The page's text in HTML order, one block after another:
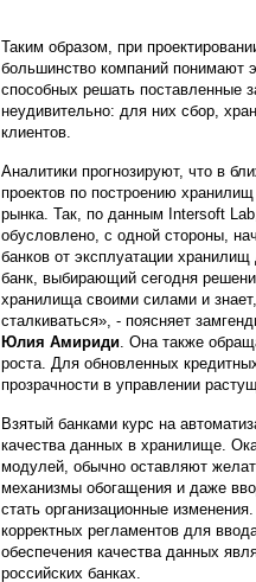
Таким образом, при
большинство компаний понимают
способных решать поставленные
неудивительно: для них сбор,
клиентов.
Аналитики прогнозируют, что в
проектов по построению
рынка. Так, по данным Intersoft
обусловлено, с одной стороны,
банков от эксплуатации
банк, выбирающий сегодня
хранилища своими силами и
сталкиваться», - поясняет
Юлия Амириди. Она также
роста. Для обновленных
прозрачности в управлении
Взятый банками курс на
качества данных в хранилище.
модулей, обычно оставляют
механизмы обогащения и даже
стать организационные
корректных регламентов для
обеспечения качества данных
российских банках.